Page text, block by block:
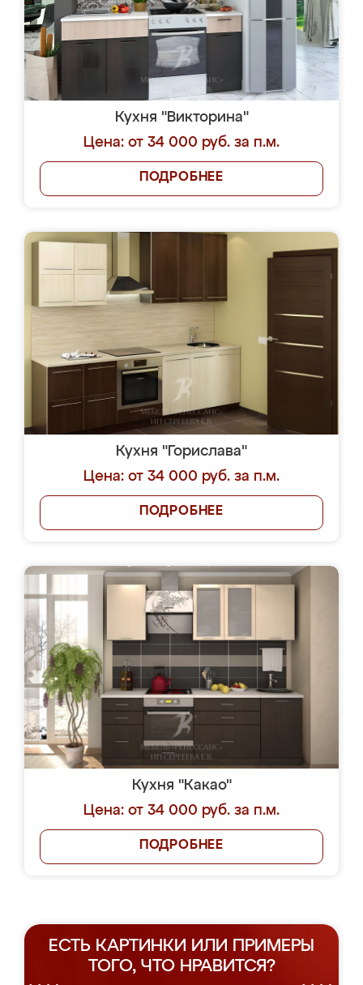
Кухня "Викторина"
Цена: от 34 000 руб. за п.м.
ПОДРОБНЕЕ
Кухня "Горислава"
Цена: от 34 000 руб. за п.м.
ПОДРОБНЕЕ
Кухня "Какао"
Цена: от 34 000 руб. за п.м.
ПОДРОБНЕЕ
ЕСТЬ КАРТИНКИ ИЛИ ПРИМЕРЫ
ТОГО, ЧТО НРАВИТСЯ?